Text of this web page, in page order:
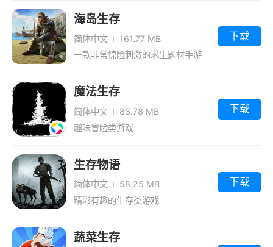
海岛生存
简体中文
161.77 MB
一款非常惊险刺激的求生题材手游
下载
魔法生存
简体中文
83.78 MB
趣味冒险类游戏
下载
生存物语
简体中文
58.25 MB
精彩有趣的生存类游戏
下载
蔬菜生存